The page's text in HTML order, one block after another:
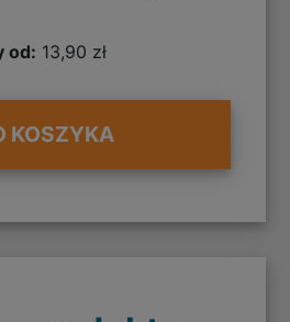
od: 13,90 zł
KOSZYKA